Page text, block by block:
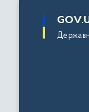
основного